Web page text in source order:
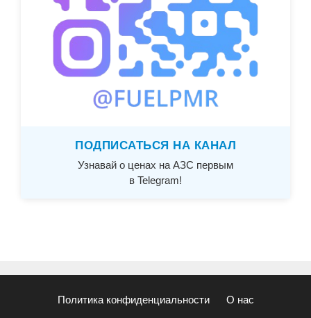
ПОДПИСАТЬСЯ НА КАНАЛ
Узнавай о ценах на АЗС первым
в Telegram!
Политика конфиденциальности О нас